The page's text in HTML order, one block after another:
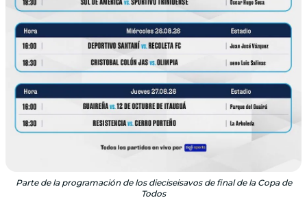
Parte de la programación de los dieciseisavos de final de la Copa de
Todos